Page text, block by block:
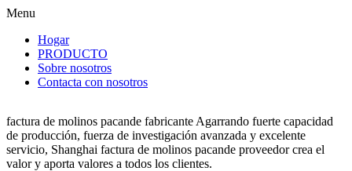
Menu
Hogar
PRODUCTO
Sobre nosotros
Contacta con nosotros
factura de molinos pacande fabricante Agarrando fuerte capacidad
de producción, fuerza de investigación avanzada y excelente
servicio, Shanghai factura de molinos pacande proveedor crea el
valor y aporta valores a todos los clientes.